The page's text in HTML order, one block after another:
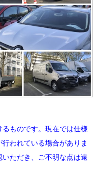
ものです。現在では仕様
われている場合がありま
ただき、ご不明な点は遠